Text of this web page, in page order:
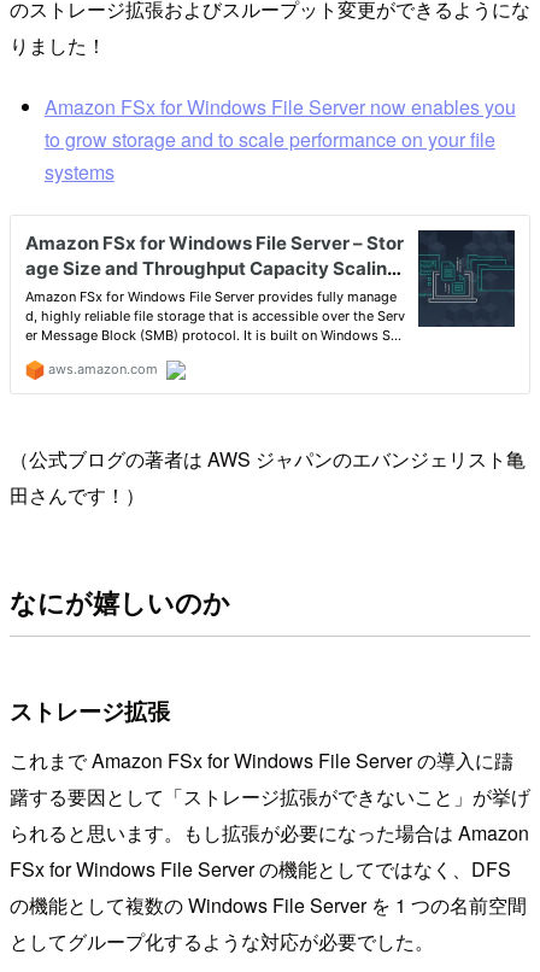
のストレージ拡張およびスループット変更ができるようにな
りました！
Amazon FSx for Windows File Server now enables you
to grow storage and to scale performance on your file
systems
（公式ブログの著者は AWS ジャパンのエバンジェリスト亀
田さんです！）
なにが嬉しいのか
ストレージ拡張
これまで Amazon FSx for Windows File Server の導入に躊
躇する要因として「ストレージ拡張ができないこと」が挙げ
られると思います。もし拡張が必要になった場合は Amazon
FSx for Windows File Server の機能としてではなく、DFS
の機能として複数の Windows File Server を 1 つの名前空間
としてグループ化するような対応が必要でした。